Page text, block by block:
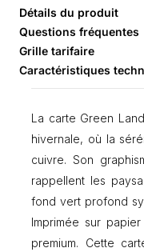
t
d
e
v
o
N
Détails du produit
Questions fréquentes
Grille tarifaire
Caractéristiques
La carte Green
hivernale, où la
cuivre. Son
rappellent les
fond vert profond
Imprimée sur
premium. Cette